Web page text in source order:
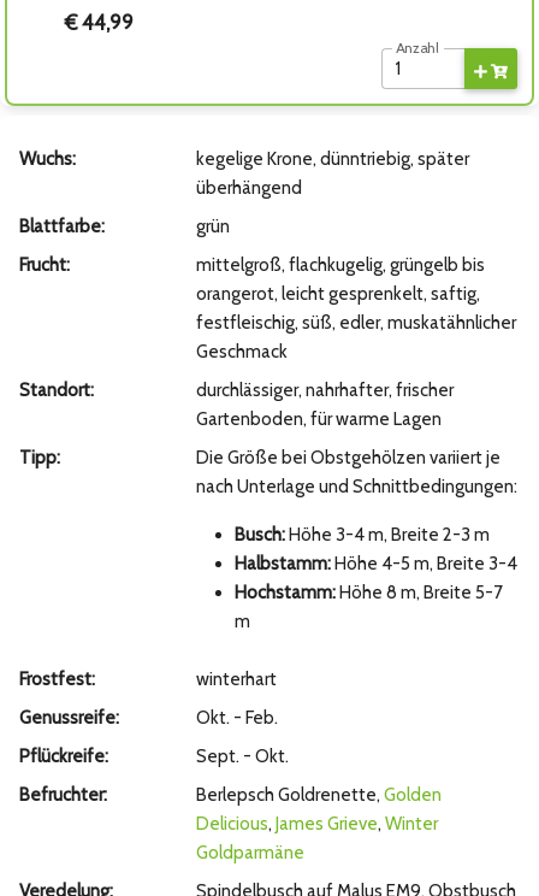
€ 44,99
Anzahl
Wuchs:
kegelige Krone, dünntriebig, später
überhängend
Blattfarbe:
grün
Frucht:
mittelgroß, flachkugelig, grüngelb bis
orangerot, leicht gesprenkelt, saftig,
festfleischig, süß, edler, muskatähnlicher
Geschmack
Standort:
durchlässiger, nahrhafter, frischer
Gartenboden, für warme Lagen
Tipp:
Die Größe bei Obstgehölzen variiert je
nach Unterlage und Schnittbedingungen:
Busch:Höhe 3-4 m, Breite 2-3 m
Halbstamm:Höhe 4-5 m, Breite 3-4
Hochstamm:Höhe 8 m, Breite 5-7
m
Frostfest:
winterhart
Genussreife:
Okt. - Feb.
Pflückreife:
Sept. - Okt.
Befruchter:
Berlepsch Goldrenette, Golden
Delicious, James Grieve, Winter
Goldparmäne
Veredelung:
Spindelbusch auf Malus EM9, Obstbusch